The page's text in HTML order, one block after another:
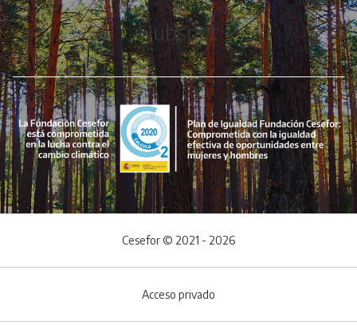
Hubspot
Cesefor © 2021 - 2026
Acceso privado